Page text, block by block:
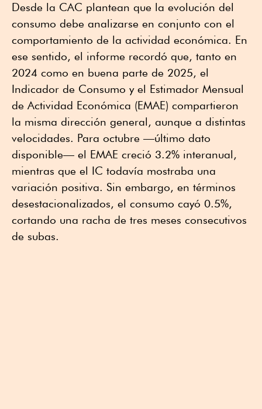
Desde la CAC plantean que la evolución del
consumo debe analizarse en conjunto con el
comportamiento de la actividad económica. En
ese sentido, el informe recordó que, tanto en
2024 como en buena parte de 2025, el
Indicador de Consumo y el Estimador Mensual
de Actividad Económica (EMAE) compartieron
la misma dirección general, aunque a distintas
velocidades. Para octubre —último dato
disponible— el EMAE creció 3.2% interanual,
mientras que el IC todavía mostraba una
variación positiva. Sin embargo, en términos
desestacionalizados, el consumo cayó 0.5%,
cortando una racha de tres meses consecutivos
de subas.